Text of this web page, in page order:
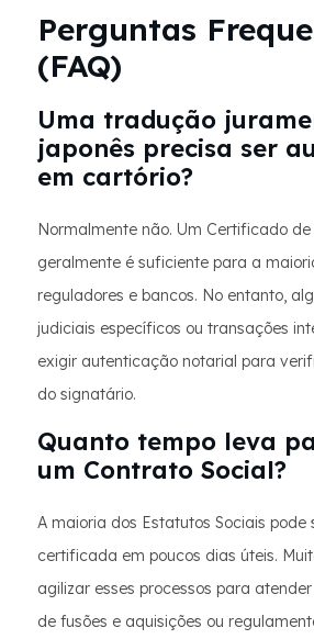
Perguntas
(FAQ)
Uma tradução
japonês precisa ser
em cartório?
Normalmente não. Um Certificado
geralmente é suficiente para a
reguladores e bancos. No entanto,
judiciais específicos ou transações
exigir autenticação notarial para
do signatário.
Quanto tempo leva
um Contrato Social?
A maioria dos Estatutos Sociais pode
certificada em poucos dias úteis.
agilizar esses processos para
de fusões e aquisições ou